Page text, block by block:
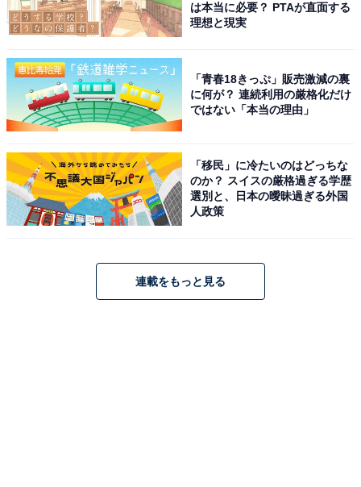
は本当に必要？ PTAが直面する
理想と現実
「青春18きっぷ」販売激減の裏
に何が？ 連続利用の厳格化だけ
ではない「本当の理由」
「移民」に冷たいのはどっちな
のか？ スイスの厳格過ぎる学歴
選別と、日本の曖昧過ぎる外国
人政策
連載をもっと見る